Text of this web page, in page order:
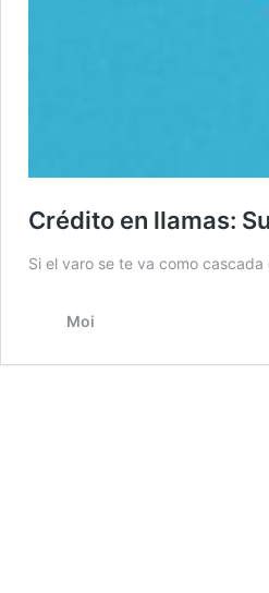
Crédito en llamas:
Si el varo se te va como
Moi